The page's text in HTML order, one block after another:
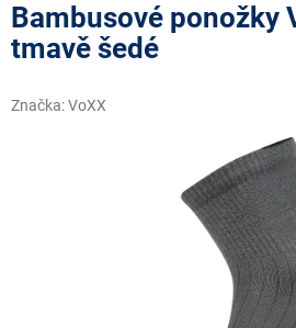
Bambusové ponožky
tmavě šedé
Značka:VoXX